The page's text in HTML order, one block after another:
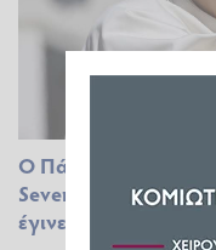
O Πάπας Λέων
Seven», το βίντεο
έγινε viral